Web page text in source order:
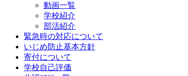
動画一覧
学校紹介
部活紹介
緊急時の対応について
いじめ防止基本方針
寄付について
学校自己評価